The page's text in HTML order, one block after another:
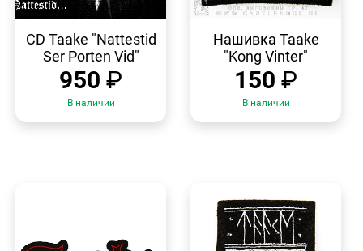
ПРОСМОТР
CD Taake "Nattestid
Ser Porten Vid"
950 ₽
В наличии
ПРОСМОТР
Нашивка Taake
"Kong Vinter"
150 ₽
В наличии